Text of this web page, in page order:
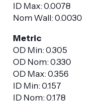
ID Max: 0.0078
Nom Wall: 0.0030
Metric
OD Min: 0.305
OD Nom: 0.330
OD Max: 0.356
ID Min: 0.157
ID Nom: 0.178